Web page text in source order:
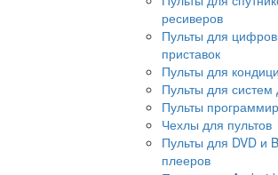
ресиверов
Пульты для
приставок
Пульты для
Пульты для систем
Пульты
Чехлы для пультов
Пульты для DVD и
плееров